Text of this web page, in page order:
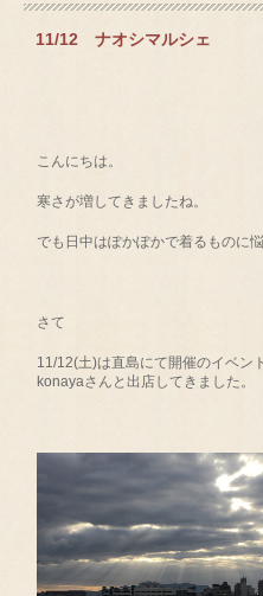
11/12 ナオシマルシェ
こんにちは。
寒さが増してきましたね。
でも日中はぽかぽかで着るものに
さて
11/12(土)は直島にて開催のイベン
konayaさんと出店してきました。